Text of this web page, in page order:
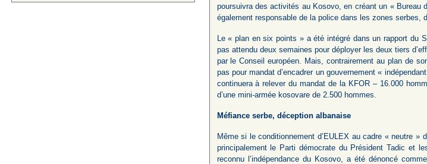
poursuivra des activités au Kosovo, en créant un «
également responsable de la police dans les zones
Le « plan en six points » a été intégré dans un rapport du
pas attendu deux semaines pour déployer les deux tiers
par le Conseil européen. Mais, contrairement au plan de
pas pour mandat d’encadrer un gouvernement «
continuera à relever du mandat de la KFOR – 16.000
d’une mini-armée kosovare de 2.500 hommes.
Méfiance serbe, déception albanaise
Même si le conditionnement d’EULEX au cadre « neutre »
principalement le Parti démocrate du Président Tadic et
reconnu l’indépendance du Kosovo, a été dénoncé